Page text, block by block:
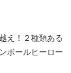
え！２種類ある
ボールヒーロー